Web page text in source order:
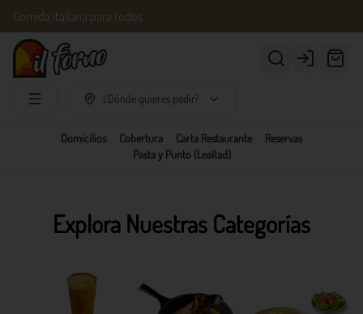
Comida italiana para todos
Login
¿Dónde quieres pedir?
Domicilios Cobertura Carta Restaurante
Reservas
Pasta y Punto (Lealtad)
Explora Nuestras Categorías